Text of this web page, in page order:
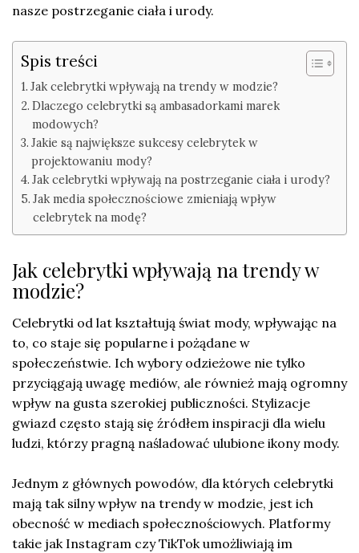
nasze postrzeganie ciała i urody.
Spis treści
Jak celebrytki wpływają na trendy w modzie?
Dlaczego celebrytki są ambasadorkami marek
modowych?
Jakie są największe sukcesy celebrytek w
projektowaniu mody?
Jak celebrytki wpływają na postrzeganie ciała i urody?
Jak media społecznościowe zmieniają wpływ
celebrytek na modę?
Jak celebrytki wpływają na trendy w
modzie?
Celebrytki od lat kształtują świat mody, wpływając na
to, co staje się popularne i pożądane w
społeczeństwie. Ich wybory odzieżowe nie tylko
przyciągają uwagę mediów, ale również mają ogromny
wpływ na gusta szerokiej publiczności. Stylizacje
gwiazd często stają się źródłem inspiracji dla wielu
ludzi, którzy pragną naśladować ulubione ikony mody.
Jednym z głównych powodów, dla których celebrytki
mają tak silny wpływ na trendy w modzie, jest ich
obecność w mediach społecznościowych. Platformy
takie jak Instagram czy TikTok umożliwiają im